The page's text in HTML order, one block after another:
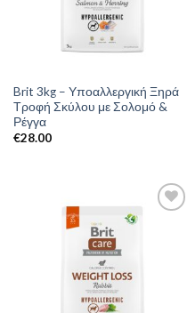
Brit 3kg – Υποαλλεργική Ξηρά
Τροφή Σκύλου με Σολομό &
Ρέγγα
€28.00